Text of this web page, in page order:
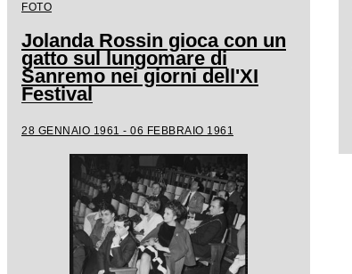
FOTO
Jolanda Rossin gioca con un
gatto sul lungomare di
Sanremo nei giorni dell'XI
Festival
28 GENNAIO 1961 - 06 FEBBRAIO 1961